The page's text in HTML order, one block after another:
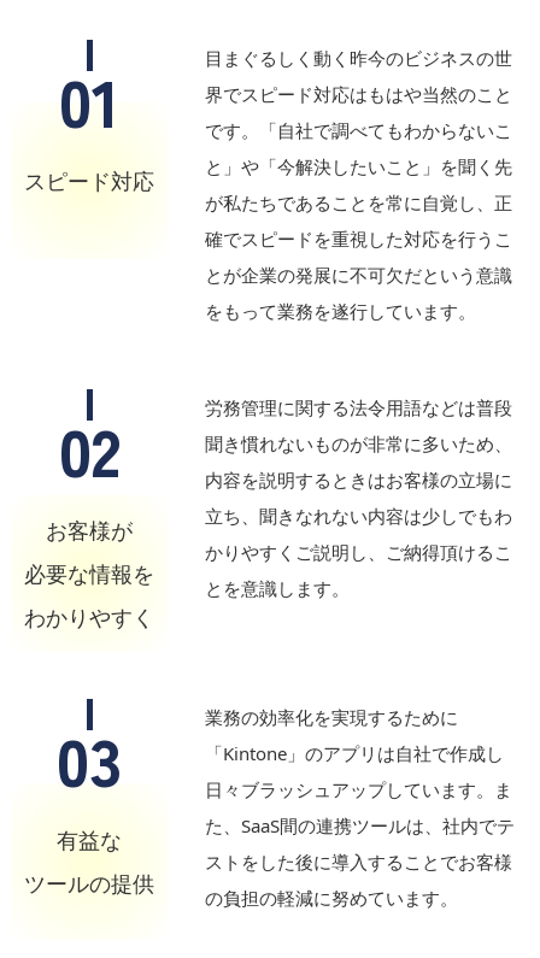
01
スピード対応
目まぐるしく動く昨今のビジネスの世
界でスピード対応はもはや当然のこと
です。「自社で調べてもわからないこ
と」や「今解決したいこと」を聞く先
が私たちであることを常に自覚し、正
確でスピードを重視した対応を行うこ
とが企業の発展に不可欠だという意識
をもって業務を遂行しています。
02
お客様が
必要な情報を
わかりやすく
労務管理に関する法令用語などは普段
聞き慣れないものが非常に多いため、
内容を説明するときはお客様の立場に
立ち、聞きなれない内容は少しでもわ
かりやすくご説明し、ご納得頂けるこ
とを意識します。
03
有益な
ツールの提供
業務の効率化を実現するために
「Kintone」のアプリは自社で作成し
日々ブラッシュアップしています。ま
た、SaaS間の連携ツールは、社内でテ
ストをした後に導入することでお客様
の負担の軽減に努めています。